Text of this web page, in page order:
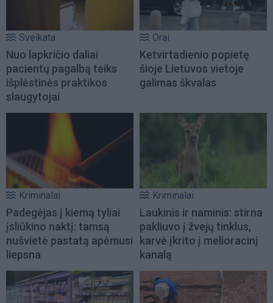
Sveikata
Nuo lapkričio daliai
pacientų pagalbą teiks
išplėstinės praktikos
slaugytojai
Orai
Ketvirtadienio popietę
šioje Lietuvos vietoje
galimas škvalas
Kriminalai
Padegėjas į kiemą tyliai
įsliūkino naktį: tamsą
nušvietė pastatą apėmusi
liepsna
Kriminalai
Laukinis ir naminis: stirna
pakliuvo į žvejų tinklus,
karvė įkrito į melioracinį
kanalą